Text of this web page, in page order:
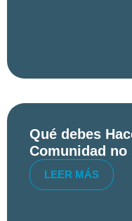
Qué debes
Comunidad no
LEER MÁS